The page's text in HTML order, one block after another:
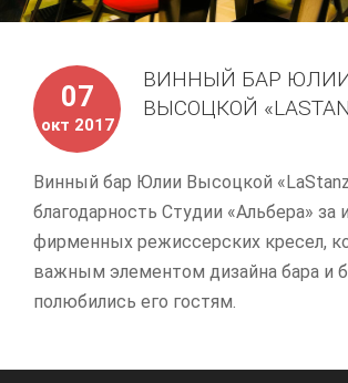
07
окт 2017
ВИННЫЙ БАР
ВЫСОЦКОЙ
Винный бар Юлии Высоцкой
благодарность Студии «Альбера» за
фирменных режиссерских кресел,
важным элементом дизайна бара и
полюбились его гостям.